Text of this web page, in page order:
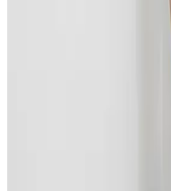
Service &
Løbende service,